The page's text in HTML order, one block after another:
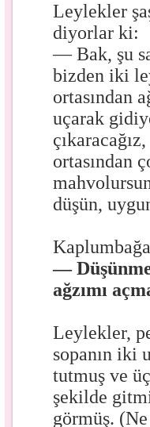
Leylekler
diyorlar ki:
— Bak, şu
bizden iki
ortasından
uçarak
ortasından
düşün,
—
ağzımı
Leylekler,
sopanın iki
tutmuş ve
şekilde
görmüş.